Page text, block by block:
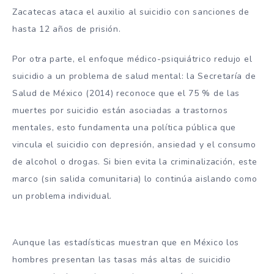
Zacatecas ataca el auxilio al suicidio con sanciones de
hasta 12 años de prisión.
Por otra parte, el enfoque médico-psiquiátrico redujo el
suicidio a un problema de salud mental: la Secretaría de
Salud de México (2014) reconoce que el 75 % de las
muertes por suicidio están asociadas a trastornos
mentales, esto fundamenta una política pública que
vincula el suicidio con depresión, ansiedad y el consumo
de alcohol o drogas. Si bien evita la criminalización, este
marco (sin salida comunitaria) lo continúa aislando como
un problema individual.
Aunque las estadísticas muestran que en México los
hombres presentan las tasas más altas de suicidio